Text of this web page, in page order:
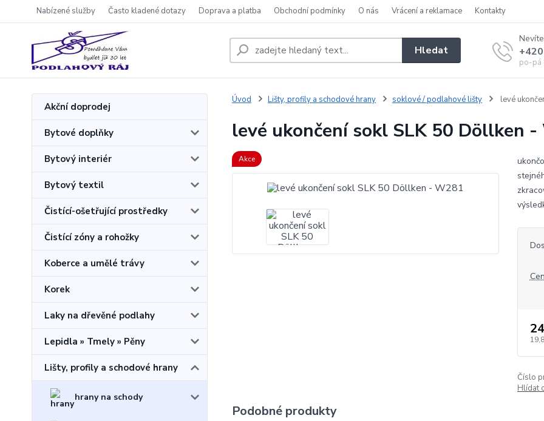
Nabízené služby Často kladené dotazy Doprava a platba Obchodní podmínky O nás Vrácení a reklamace Kontakty
Hledat
po-pá
Akční doprodej
Bytové doplňky
Bytový interiér
Bytový textil
Čistící-ošetřující prostředky
Čistící zóny a rohožky
Koberce a umělé trávy
Korek
Laky na dřevěné podlahy
Lepidla » Tmely » Pěny
Lišty, profily a schodové hrany
hrany na schody
Úvod Lišty, profily a schodové hrany soklové / podlahové lišty levé
levé ukončení sokl SLK 50 Döllken
Akce
Číslo
Hlídat
Podobné produkty